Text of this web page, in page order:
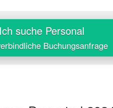
Ich suche Personal
Buchungsanfrage